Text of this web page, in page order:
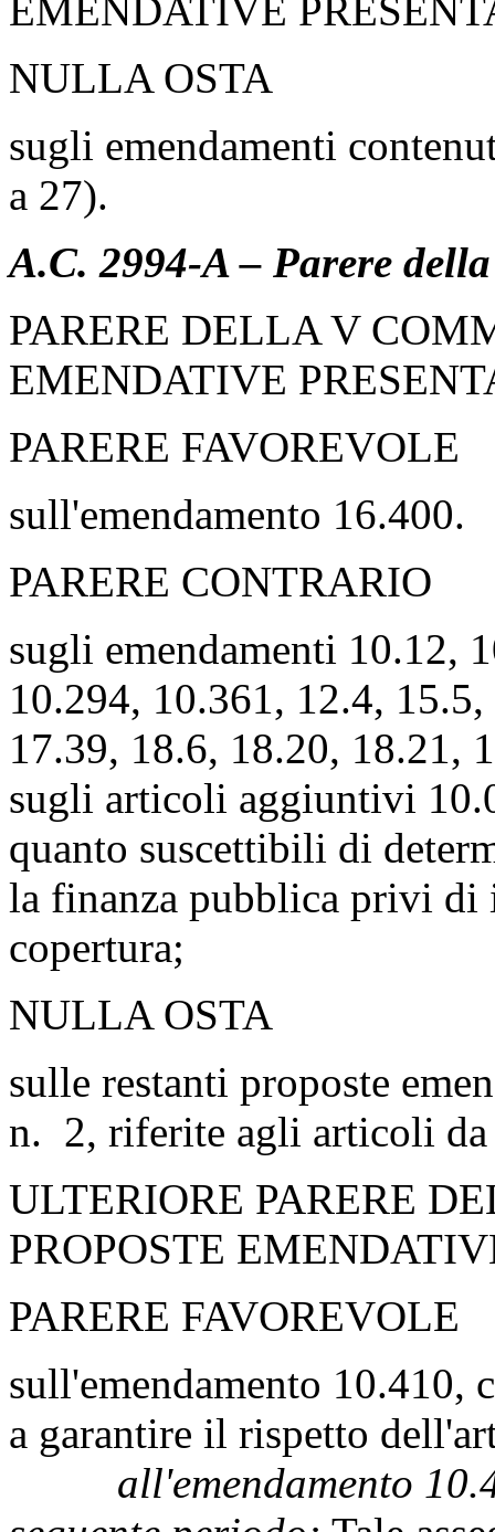
EMENDATIVE
NULLA OSTA
sugli emendamenti
a 27).
A.C. 2994-A – Parere
PARERE DELLA V
EMENDATIVE
PARERE FAVOREVOLE
sull'emendamento 16.400.
PARERE CONTRARIO
sugli emendamenti 10.12,
10.294, 10.361, 12.4,
17.39, 18.6, 18.20, 18.21,
sugli articoli aggiuntivi
quanto suscettibili di
la finanza pubblica privi di
copertura;
NULLA OSTA
sulle restanti proposte
n. 2, riferite agli articoli da
ULTERIORE PARERE
PROPOSTE
PARERE FAVOREVOLE
sull'emendamento 10.410,
a garantire il rispetto
all'emendamento